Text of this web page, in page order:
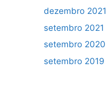
dezembro 2021
setembro 2021
setembro 2020
setembro 2019